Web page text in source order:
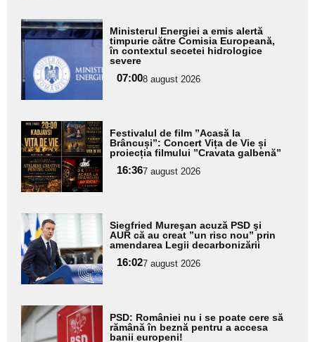
Adaugă
aici textul
pentru
subtitlu
Ministerul Energiei a emis alertă
timpurie către Comisia Europeană,
în contextul secetei hidrologice
severe
07:008 august 2026
Adaugă
aici textul
pentru
subtitlu
Festivalul de film ”Acasă la
Brâncuși”: Concert Vița de Vie și
proiecția filmului ”Cravata galbenă”
16:367 august 2026
Adaugă
aici textul
pentru
subtitlu
Siegfried Mureşan acuză PSD şi
AUR că au creat ”un risc nou” prin
amendarea Legii decarbonizării
16:027 august 2026
Adaugă
aici textul
PSD: României nu i se poate cere să
rămână în beznă pentru a accesa
banii europeni!